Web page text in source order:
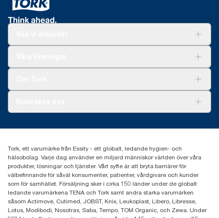
031-746 17 00
Tork, ett varumärke från Essity - ett globalt, ledande hygien- och
hälsobolag. Varje dag använder en miljard människor världen över våra
produkter, lösningar och tjänster. Vårt syfte är att bryta barriärer för
välbefinnande för såväl konsumenter, patienter, vårdgivare och kunder
som för samhället. Försäljning sker i cirka 150 länder under de globalt
ledande varumärkena TENA och Tork samt andra starka varumärken
såsom Actimove, Cutimed, JOBST, Knix, Leukoplast, Libero, Libresse,
Lotus, Modibodi, Nosotras, Saba, Tempo, TOM Organic, och Zewa. Under